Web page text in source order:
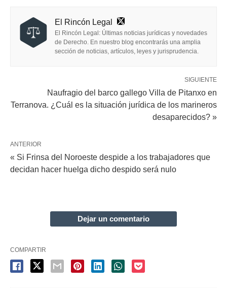
El Rincón Legal
El Rincón Legal: Últimas noticias jurídicas y novedades
de Derecho. En nuestro blog encontrarás una amplia
sección de noticias, artículos, leyes y jurisprudencia.
SIGUIENTE
Naufragio del barco gallego Villa de Pitanxo en
Terranova. ¿Cuál es la situación jurídica de los marineros
desaparecidos? »
ANTERIOR
« Si Frinsa del Noroeste despide a los trabajadores que
decidan hacer huelga dicho despido será nulo
Dejar un comentario
COMPARTIR